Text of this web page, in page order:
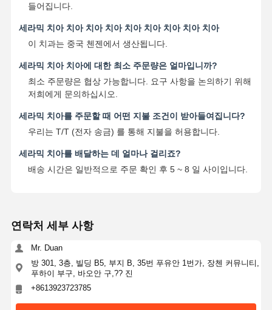
들어집니다.
세라믹 치아 치아 치아 치아 치아 치아 치아 치아 치아
이 치과는 중국 첸젠에서 생산됩니다.
세라믹 치아 치아에 대한 최소 주문량은 얼마입니까?
최소 주문량은 협상 가능합니다. 요구 사항을 논의하기 위해
저희에게 문의하십시오.
세라믹 치아를 주문할 때 어떤 지불 조건이 받아들여집니다?
우리는 T/T (전자 송금) 를 통해 지불을 허용합니다.
세라믹 치아를 배달하는 데 얼마나 걸리죠?
배송 시간은 일반적으로 주문 확인 후 5 ~ 8 일 사이입니다.
연락처 세부 사항
Mr. Duan
방 301, 3층, 빌딩 B5, 부지 B, 35번 푸유안 1번가, 장첸 커뮤니티,
푸하이 부구, 바오안 구,?? 진
+8613923723785